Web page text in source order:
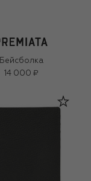
Бейсболка
14 000 ₽